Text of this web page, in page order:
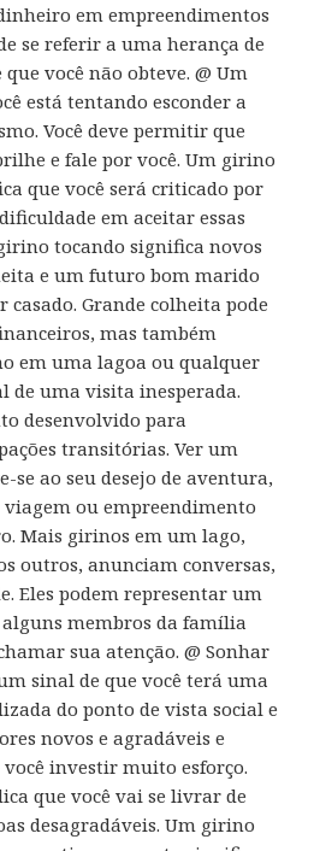
em empreendimentos
se referir a uma herança de
você não obteve. @ Um
está tentando esconder a
Você deve permitir que
e fale por você. Um girino
que você será criticado por
em aceitar essas
tocando significa novos
e um futuro bom marido
casado. Grande colheita pode
mas também
em uma lagoa ou qualquer
de uma visita inesperada.
desenvolvido para
transitórias. Ver um
se ao seu desejo de aventura,
ou empreendimento
Mais girinos em um lago,
outros, anunciam conversas,
Eles podem representar um
membros da família
sua atenção. @ Sonhar
sinal de que você terá uma
do ponto de vista social e
novos e agradáveis ​​e
você investir muito esforço.
que você vai se livrar de
desagradáveis. Um girino